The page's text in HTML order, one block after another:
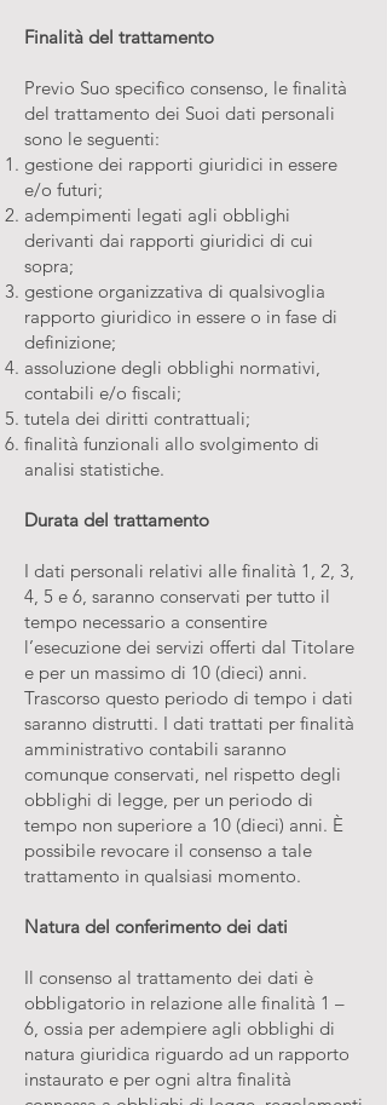
Finalità del trattamento
Previo Suo specifico consenso, le finalità
del trattamento dei Suoi dati personali
sono le seguenti:
gestione dei rapporti giuridici in essere
e/o futuri;
adempimenti legati agli obblighi
derivanti dai rapporti giuridici di cui
sopra;
gestione organizzativa di qualsivoglia
rapporto giuridico in essere o in fase di
definizione;
assoluzione degli obblighi normativi,
contabili e/o fiscali;
tutela dei diritti contrattuali;
finalità funzionali allo svolgimento di
analisi statistiche.
Durata del trattamento
I dati personali relativi alle finalità 1, 2, 3,
4, 5 e 6, saranno conservati per tutto il
tempo necessario a consentire
l’esecuzione dei servizi offerti dal Titolare
e per un massimo di 10 (dieci) anni.
Trascorso questo periodo di tempo i dati
saranno distrutti. I dati trattati per finalità
amministrativo contabili saranno
comunque conservati, nel rispetto degli
obblighi di legge, per un periodo di
tempo non superiore a 10 (dieci) anni. È
possibile revocare il consenso a tale
trattamento in qualsiasi momento.
Natura del conferimento dei dati
Il consenso al trattamento dei dati è
obbligatorio in relazione alle finalità 1 –
6, ossia per adempiere agli obblighi di
natura giuridica riguardo ad un rapporto
instaurato e per ogni altra finalità